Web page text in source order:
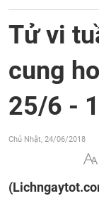
Tử vi
cung
25/6 -
Chủ Nhật, 24/06/2018